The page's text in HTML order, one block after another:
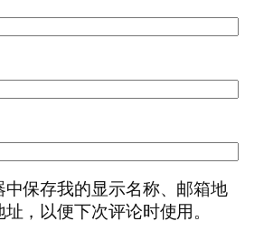
中保存我的显示名称、邮箱地
，以便下次评论时使用。